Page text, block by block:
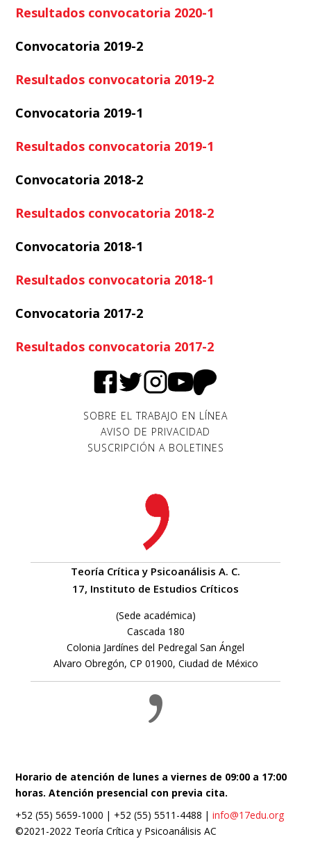
Resultados convocatoria 2020-1
Convocatoria 2019-2
Resultados convocatoria 2019-2
Convocatoria 2019-1
Resultados convocatoria 2019-1
Convocatoria 2018-2
Resultados convocatoria 2018-2
Convocatoria 2018-1
Resultados convocatoria 2018-1
Convocatoria 2017-2
Resultados convocatoria 2017-2
SOBRE EL TRABAJO EN LÍNEA
AVISO DE PRIVACIDAD
SUSCRIPCIÓN A BOLETINES
Teoría Crítica y Psicoanálisis A. C.
17, Instituto de Estudios Críticos
(Sede académica)
Cascada 180
Colonia Jardínes del Pedregal San Ángel
Alvaro Obregón, CP 01900, Ciudad de México
Horario de atención de lunes a viernes de 09:00 a 17:00
horas. Atención presencial con previa cita.
+52 (55) 5659-1000 | +52 (55) 5511-4488 |info@17edu.org
©2021-2022 Teoría Crítica y Psicoanálisis AC